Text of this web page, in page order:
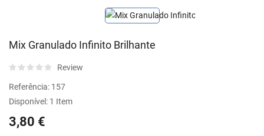
Mix Granulado Infinito Brilhante
Review
Referência: 157
Disponível: 1 Item
3,80 €